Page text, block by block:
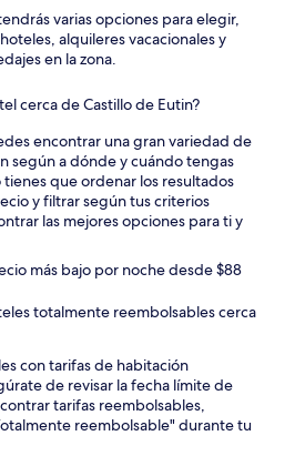
varias opciones para elegir,
alquileres vacacionales y
en la zona.
cerca de Castillo de Eutin?
encontrar una gran variedad de
según a dónde y cuándo tengas
tienes que ordenar los resultados
y filtrar según tus criterios
las mejores opciones para ti y
más bajo por noche desde $88
totalmente reembolsables cerca
con tarifas de habitación
de revisar la fecha límite de
tarifas reembolsables,
reembolsable" durante tu